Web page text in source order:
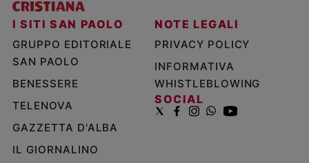
I SITI SAN PAOLO
GRUPPO EDITORIALE
SAN PAOLO
BENESSERE
TELENOVA
GAZZETTA D'ALBA
IL GIORNALINO
NOTE LEGALI
PRIVACY POLICY
INFORMATIVA
WHISTLEBLOWING
SOCIAL